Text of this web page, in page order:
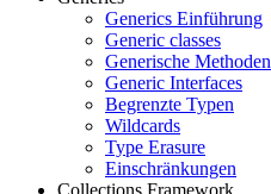
Generics Einführung
Generic classes
Generische Methoden
Generic Interfaces
Begrenzte Typen
Wildcards
Type Erasure
Einschränkungen
Collections Framework